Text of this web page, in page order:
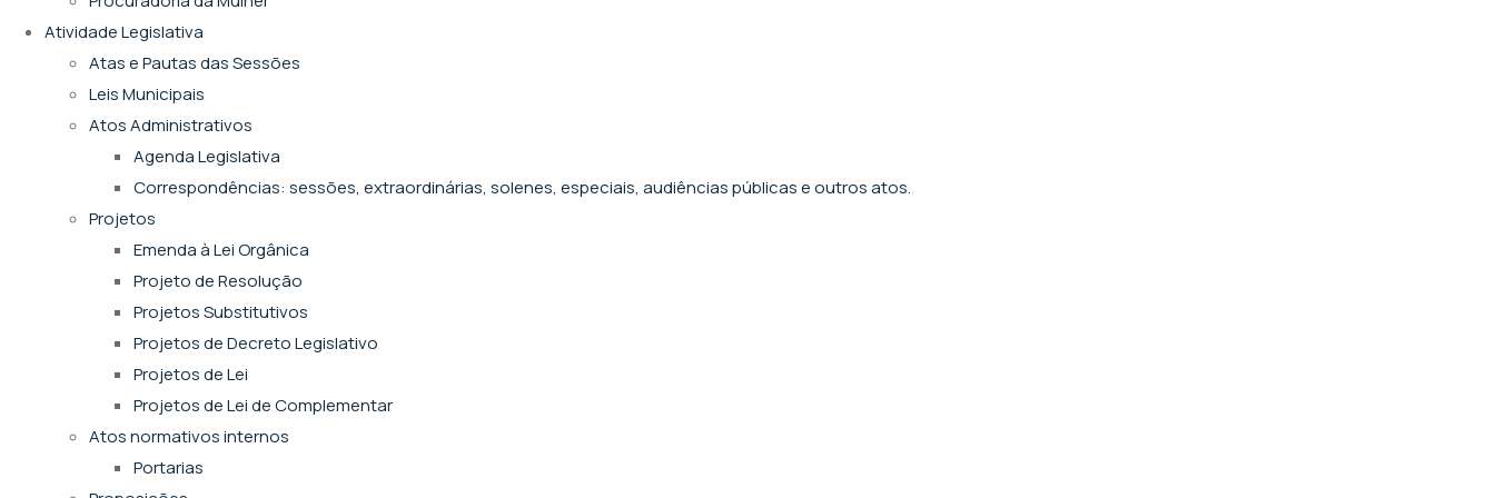
Atividade Legislativa
Atas e Pautas das Sessões
Leis Municipais
Atos Administrativos
Agenda Legislativa
Correspondências: sessões, extraordinárias, solenes, especiais, audiências públicas e outros atos.
Projetos
Emenda à Lei Orgânica
Projeto de Resolução
Projetos Substitutivos
Projetos de Decreto Legislativo
Projetos de Lei
Projetos de Lei de Complementar
Atos normativos internos
Portarias